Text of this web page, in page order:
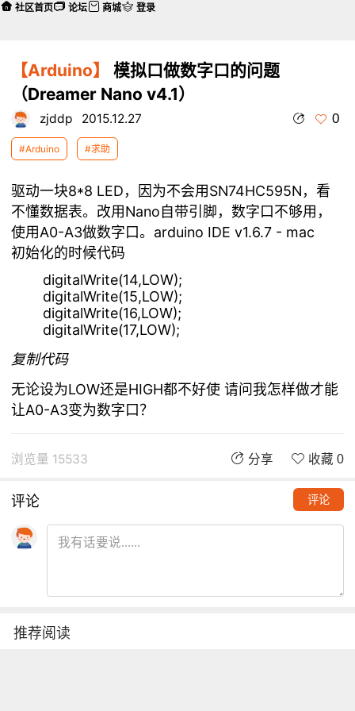
【Arduino】
模拟口做数字口的问题
（Dreamer Nano v4.1）
zjddp 2015.12.27 0
#Arduino #求助
驱动一块8*8 LED，因为不会用SN74HC595N，看
不懂数据表。改用Nano自带引脚，数字口不够用，
使用A0-A3做数字口。arduino IDE v1.6.7 - mac
初始化的时候代码
digitalWrite(14,LOW);
digitalWrite(15,LOW);
digitalWrite(16,LOW);
digitalWrite(17,LOW);
复制代码
无论设为LOW还是HIGH都不好使 请问我怎样做才能
让A0-A3变为数字口？
浏览量 15533 分享 收藏 0
评论 评论
推荐阅读
社区首页 论坛 商城 登录